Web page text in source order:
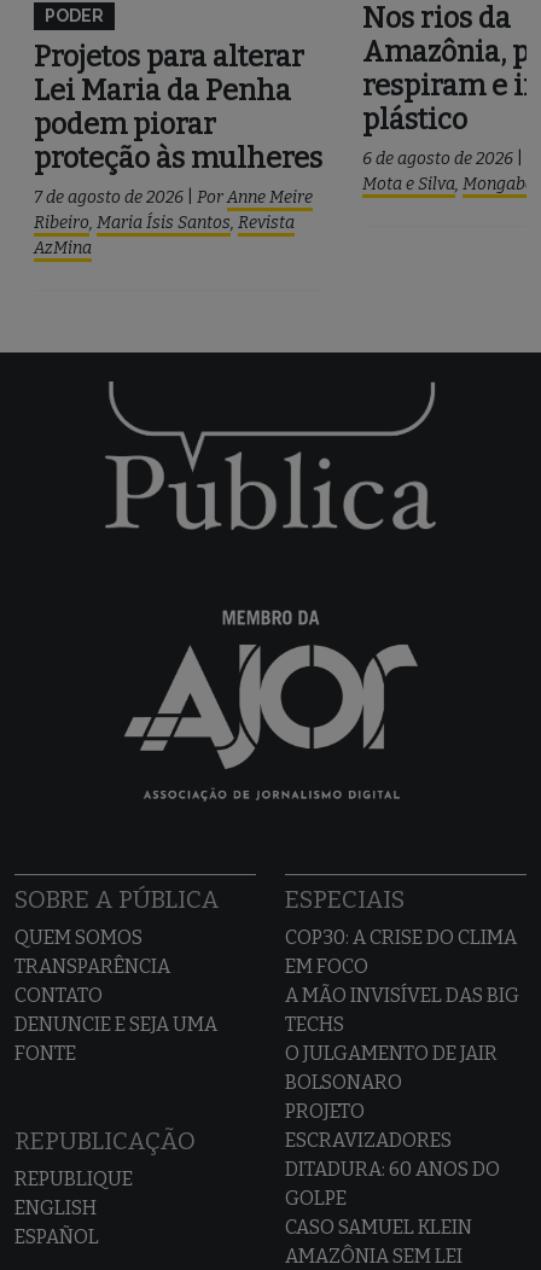
PODER
Projetos para alterar
Lei Maria da Penha
podem piorar
proteção às mulheres
7 de agosto de 2026 PorAnne Meire
Ribeiro, Maria Ísis Santos, Revista
AzMina
Nos rios da
Amazônia,
respiram e
plástico
6 de agosto de 2026
Mota e Silva,
SOBRE A PÚBLICA
QUEM SOMOS
TRANSPARÊNCIA
CONTATO
DENUNCIE E SEJA UMA
FONTE
REPUBLICAÇÃO
REPUBLIQUE
ENGLISH
ESPAÑOL
ESPECIAIS
COP30: A CRISE DO CLIMA
EM FOCO
A MÃO INVISÍVEL DAS BIG
TECHS
O JULGAMENTO DE JAIR
BOLSONARO
PROJETO
ESCRAVIZADORES
DITADURA: 60 ANOS DO
GOLPE
CASO SAMUEL KLEIN
AMAZÔNIA SEM LEI